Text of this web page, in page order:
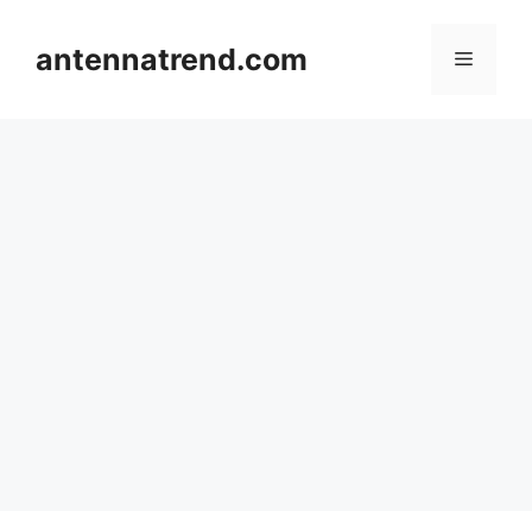
antennatrend.com 메